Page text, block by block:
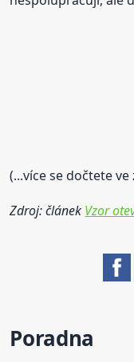
(...více se dočtete
Zdroj: článek Vzor
Poradna